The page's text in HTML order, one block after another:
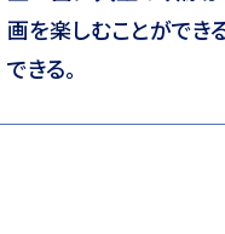
画を楽しむことができ
できる。